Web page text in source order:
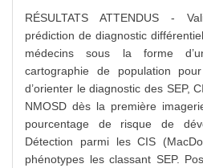
RÉSULTATS ATTENDUS -
prédiction de diagnostic
médecins sous la forme
cartographie de population pour
d’orienter le diagnostic des SEP,
NMOSD dès la première
pourcentage de risque de
Détection parmi les CIS
phénotypes les classant SEP.